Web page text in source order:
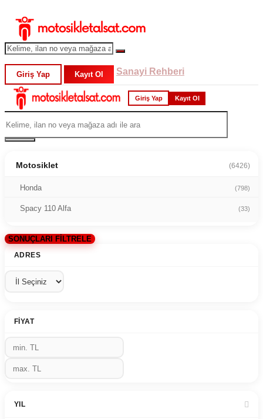
Giriş Yap Kayıt Ol Sanayi Rehberi
Giriş Yap Kayıt Ol
Motosiklet (6426)
Honda (798)
Spacy 110 Alfa (33)
SONUÇLARI FİLTRELE
ADRES
FIYAT
YIL